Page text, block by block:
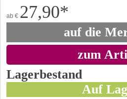
ab € 27,90*
auf die
zum
Lagerbestand
Auf